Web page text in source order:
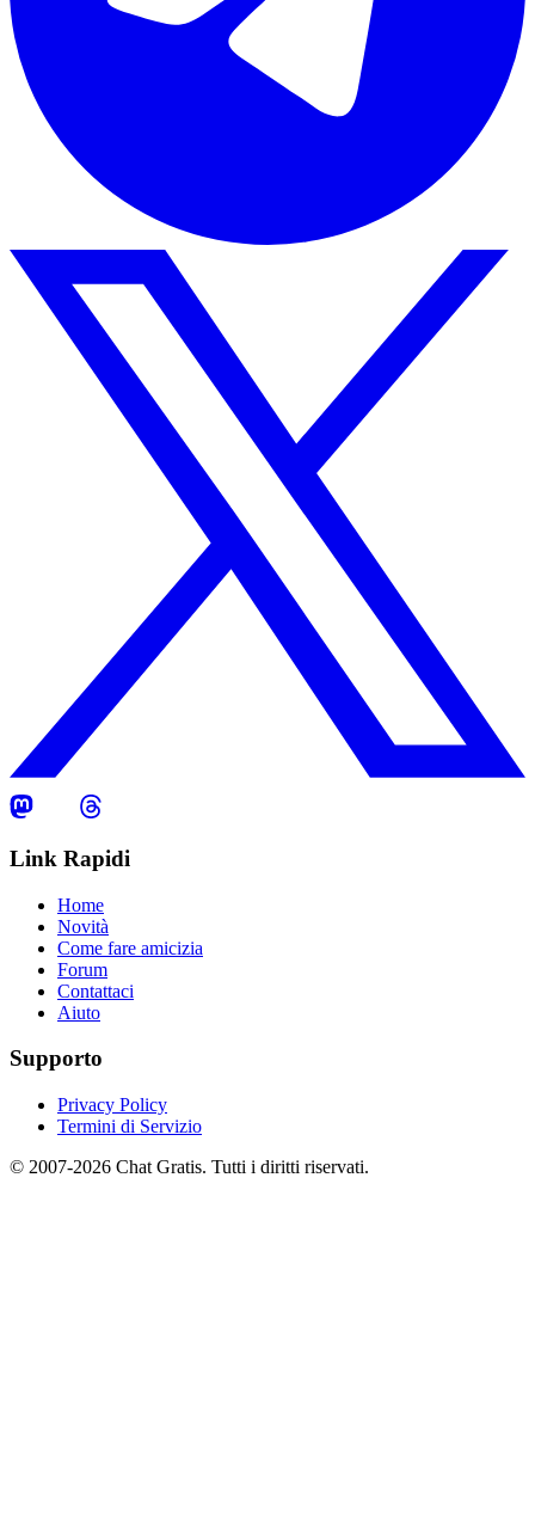
Link Rapidi
Home
Novità
Come fare amicizia
Forum
Contattaci
Aiuto
Supporto
Privacy Policy
Termini di Servizio
© 2007-2026 Chat Gratis. Tutti i diritti riservati.